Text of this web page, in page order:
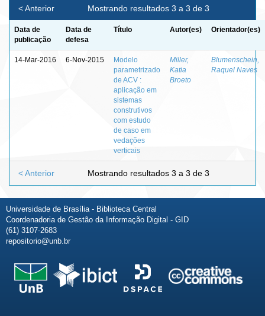
Mostrando resultados 3 a 3 de 3
< Anterior
Data de
publicação
Data de
defesa
Título Autor(es) Orientador(es)
14-Mar-2016 6-Nov-2015
Modelo
parametrizado
de ACV :
aplicação em
sistemas
construtivos
com estudo
de caso em
vedações
verticais
Miller,
Katia
Broeto
Blumenschein,
Raquel Naves
Mostrando resultados 3 a 3 de 3
< Anterior
Universidade de Brasília - Biblioteca Central
Coordenadoria de Gestão da Informação Digital - GID
(61) 3107-2683
repositorio@unb.br